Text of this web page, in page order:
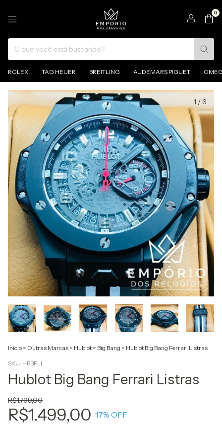
0
ROLEX TAG HEUER BREITLING AUDEMARS PIGUET
1 /6
Início > Outras Marcas > Hublot > Big Bang > Hublot Big Bang Ferrari Listras
SKU: HBBFLI
Hublot Big Bang Ferrari Listras
R$1.799,00
R$1.499,00 17% OFF